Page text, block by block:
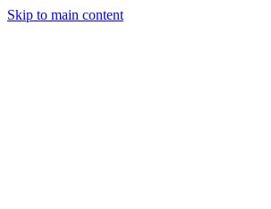
Skip to main content